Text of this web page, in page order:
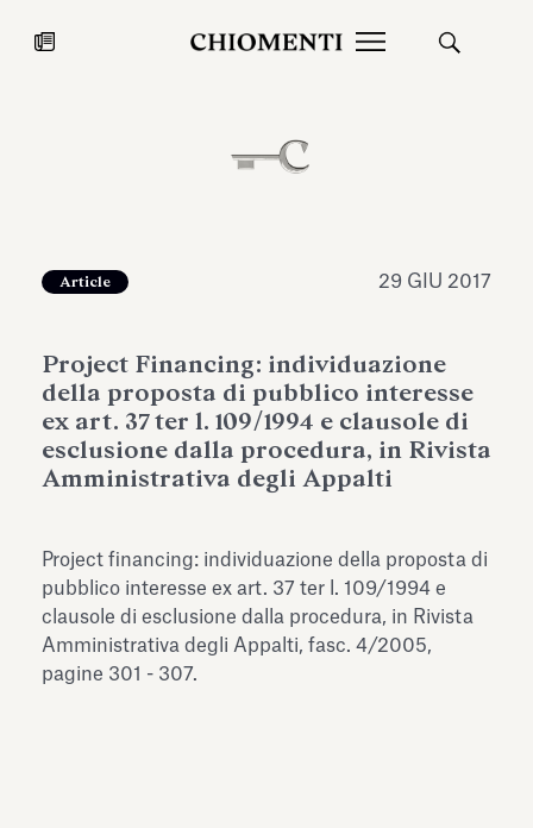
27 LUG 2026
Fondazione Torlonia inaugura la
dell’Antiquarium di Villa Albani
Torlonia
Leggi tutto
Article 29 GIU 2017
Project Financing: individuazione
della proposta di pubblico interesse
ex art. 37 ter l. 109/1994 e clausole di
esclusione dalla procedura, in Rivista
Amministrativa degli Appalti
Project financing: individuazione della proposta di
pubblico interesse ex art. 37 ter l. 109/1994 e
clausole di esclusione dalla procedura, in Rivista
Amministrativa degli Appalti, fasc. 4/2005,
pagine 301 - 307.